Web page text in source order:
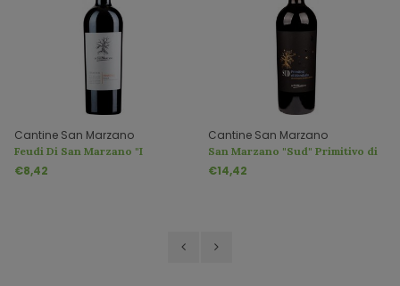
Cantine San Marzano
Feudi Di San Marzano "I
Tratturi" Primitivo IGT
€8,42
Cantine San Marzano
San Marzano "Sud" Primitivo di
Manduria
€14,42